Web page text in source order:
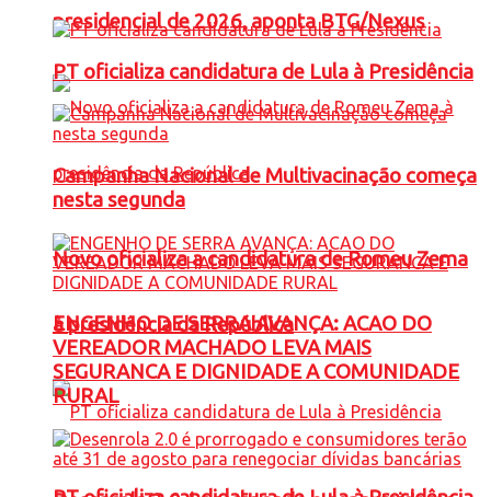
presidencial de 2026, aponta BTG/Nexus
Novo oficializa a candidatura de Romeu Zema
à presidência da República
PT oficializa candidatura de Lula à Presidência
Campanha Nacional de Multivacinação começa
nesta segunda
ENGENHO DE SERRA AVANÇA: ACAO DO
VEREADOR MACHADO LEVA MAIS
SEGURANCA E DIGNIDADE A COMUNIDADE
RURAL